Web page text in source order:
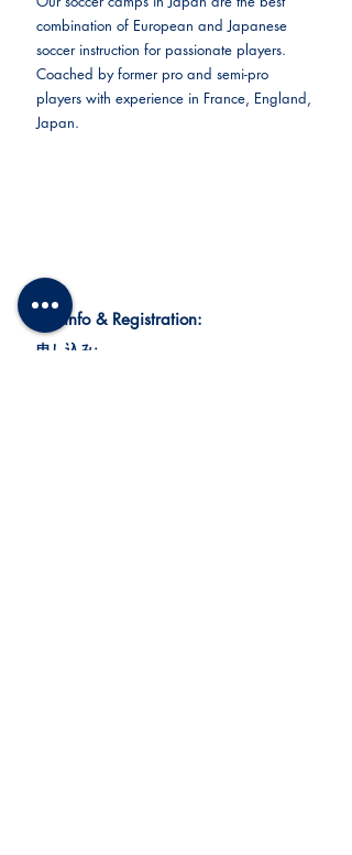
combination of European and Japanese
soccer instruction for passionate players.
Coached by former pro and semi-pro
players with experience in France, England,
Japan.
Full info & Registration:
申し込み: